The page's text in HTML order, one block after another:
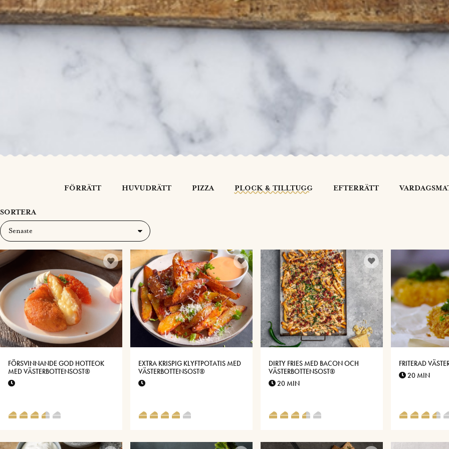
FÖRRÄTT HUVUDRÄTT PIZZA PLOCK & TILLTUGG EFTERRÄTT
SORTERA
FÖRSVINNANDE GOD HOTTEOK
MED VÄSTERBOTTENSOST®
EXTRA KRISPIG KLYFTPOTATIS MED
VÄSTERBOTTENSOST®
DIRTY FRIES MED BACON OCH
VÄSTERBOTTENSOST®
20 MIN
FRITERAD
20 MIN